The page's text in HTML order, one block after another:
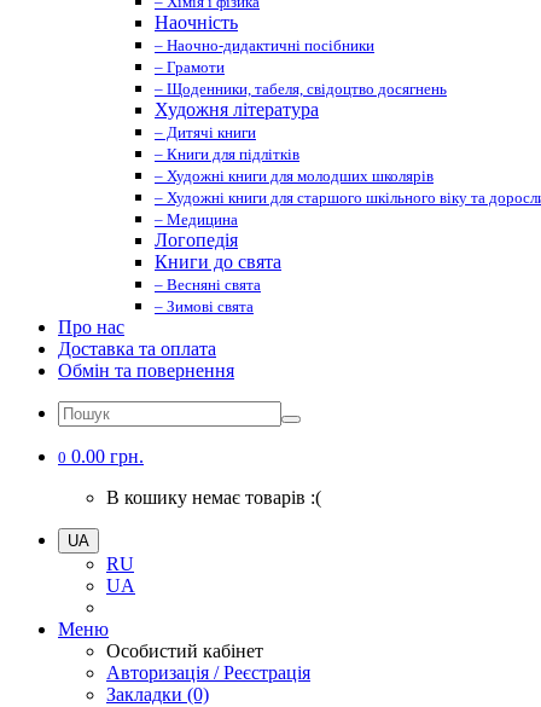
Наочність
– Наочно-дидактичні посібники
– Грамоти
– Щоденники, табеля, свідоцтво досягнень
Художня література
– Дитячі книги
– Книги для підлітків
– Художні книги для молодших школярів
– Художні книги для старшого шкільного віку та
– Медицина
Логопедія
Книги до свята
– Весняні свята
– Зимові свята
Про нас
Доставка та оплата
Обмін та повернення
0 0.00 грн.
В кошику немає товарів :(
UA
RU
UA
Меню
Особистий кабінет
Авторизація / Реєстрація
Закладки (0)